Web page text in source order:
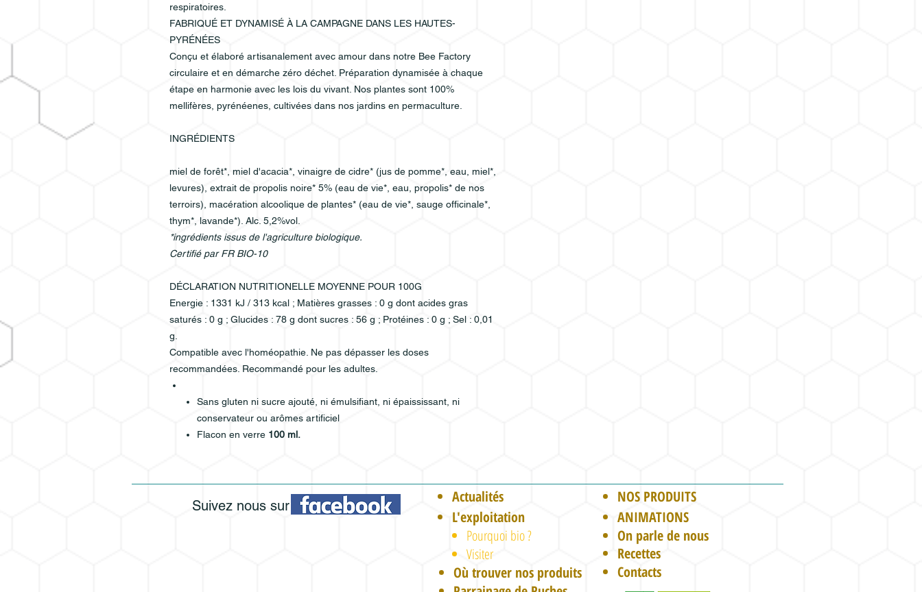
respiratoires.
FABRIQUÉ ET DYNAMISÉ À LA CAMPAGNE DANS LES HAUTES-
PYRÉNÉES
Conçu et élaboré artisanalement avec amour dans notre Bee Factory
circulaire et en démarche zéro déchet. Préparation dynamisée à chaque
étape en harmonie avec les lois du vivant. Nos plantes sont 100%
mellifères, pyrénéenes, cultivées dans nos jardins en permaculture.
INGRÉDIENTS
miel de forêt*, miel d'acacia*, vinaigre de cidre* (jus de pomme*, eau, miel*,
levures), extrait de propolis noire* 5% (eau de vie*, eau, propolis* de nos
terroirs), macération alcoolique de plantes* (eau de vie*, sauge officinale*,
thym*, lavande*). Alc. 5,2%vol.
*ingrédients issus de l'agriculture biologique.
Certifié par FR BIO-10
DÉCLARATION NUTRITIONELLE MOYENNE POUR 100G
Energie : 1331 kJ / 313 kcal ; Matières grasses : 0 g dont acides gras
saturés : 0 g ; Glucides : 78 g dont sucres : 56 g ; Protéines : 0 g ; Sel : 0,01
g.
Compatible avec l'homéopathie. Ne pas dépasser les doses
recommandées. Recommandé pour les adultes.
Sans gluten ni sucre ajouté, ni émulsifiant, ni épaississant, ni
conservateur ou arômes artificiel
Flacon en verre 100 ml.
Suivez nous sur
Actualités
L'exploitation
Pourquoi bio ?
Visiter
Où trouver nos produits
NOS PRODUITS
ANIMATIONS
On parle de nous
Recettes
Contacts